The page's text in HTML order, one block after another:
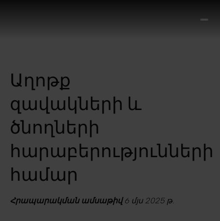
Աղոթք
զավակների և
ծնողների
հարաբերությունների
համար
Հրապարակման ամսաթիվ6 մյս 2025 թ.